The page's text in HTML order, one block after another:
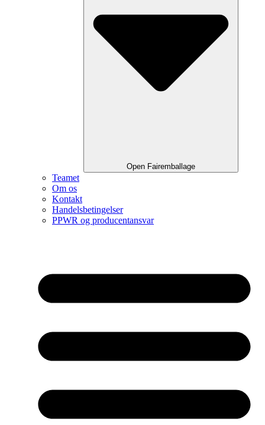
Open Fairemballage
Teamet
Om os
Kontakt
Handelsbetingelser
PPWR og producentansvar